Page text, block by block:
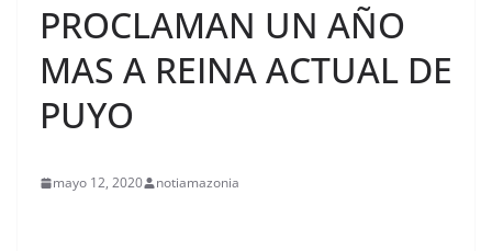
PROCLAMAN UN AÑO
MAS A REINA ACTUAL DE
PUYO
mayo 12, 2020 notiamazonia